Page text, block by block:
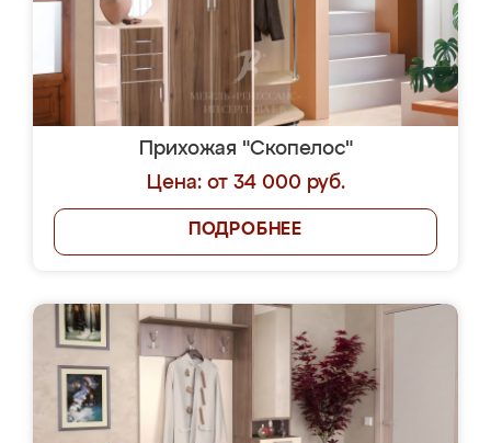
Прихожая "Скопелос"
Цена: от 34 000 руб.
ПОДРОБНЕЕ